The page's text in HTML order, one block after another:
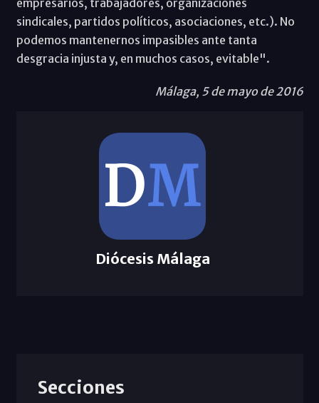
empresarios, trabajadores, organizaciones
sindicales, partidos políticos, asociaciones, etc.). No
podemos mantenernos impasibles ante tanta
desgracia injusta y, en muchos casos, evitable".
Málaga, 5 de mayo de 2016
Diócesis Málaga
Secciones